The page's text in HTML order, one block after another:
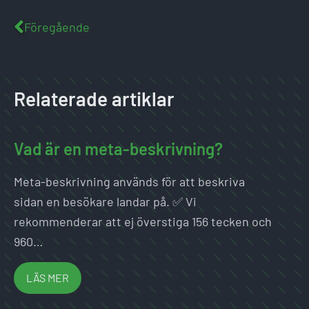
Föregående
Relaterade artiklar
Vad är en meta-beskrivning?
Meta-beskrivning används för att beskriva
sidan en besökare landar på. ✅ Vi
rekommenderar att ej överstiga 156 tecken och
960…
LÄS MER